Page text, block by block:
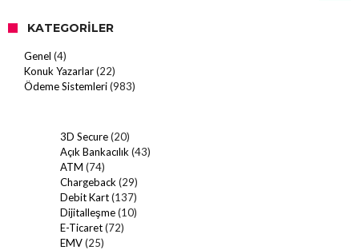
KATEGORILER
Genel (4)
Konuk Yazarlar(22)
Ödeme Sistemleri(983)
3D Secure(20)
Açık Bankacılık (43)
ATM (74)
Chargeback (29)
Debit Kart(137)
Dijitalleşme(10)
E-Ticaret(72)
EMV(25)